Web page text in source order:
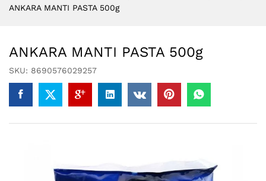
ANKARA MANTI PASTA 500g
ANKARA MANTI PASTA 500g
SKU: 8690576029257